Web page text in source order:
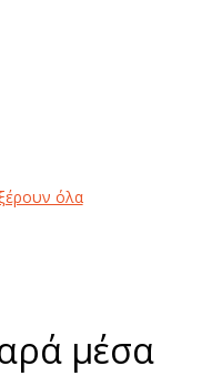
όλα
μέσα